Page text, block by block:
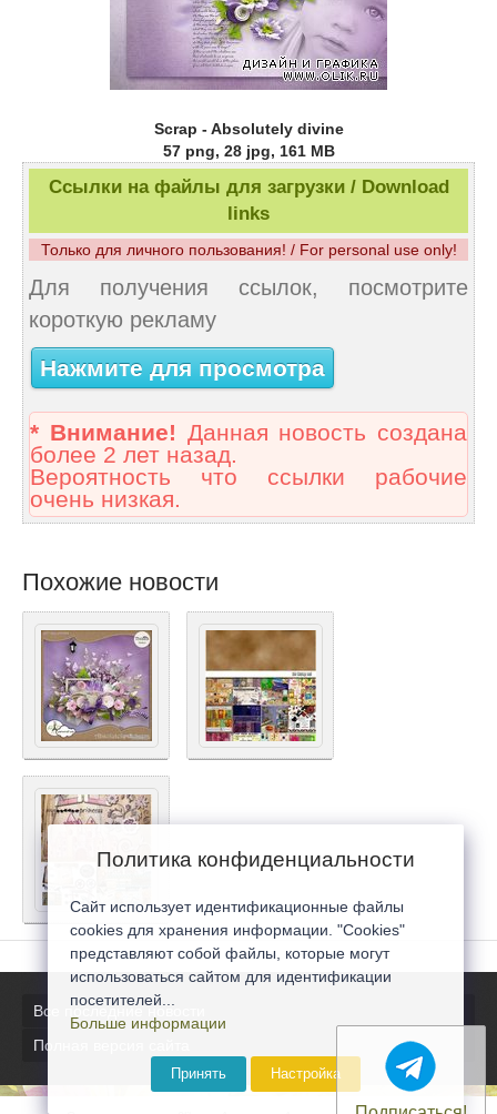
Scrap - Absolutely divine
57 png, 28 jpg, 161 MB
Ссылки на файлы для загрузки / Download
links
Только для личного пользования! / For personal use only!
Для получения ссылок, посмотрите
короткую рекламу
Нажмите для просмотра
* Внимание! Данная новость создана
более 2 лет назад.
Вероятность что ссылки рабочие
очень низкая.
Похожие новости
Все последние новости
Полная версия сайта
Политика конфиденциальности
Сайт использует идентификационные файлы
cookies для хранения информации. "Cookies"
представляют собой файлы, которые могут
использоваться сайтом для идентификации
посетителей...
Больше информации
Принять Настройка